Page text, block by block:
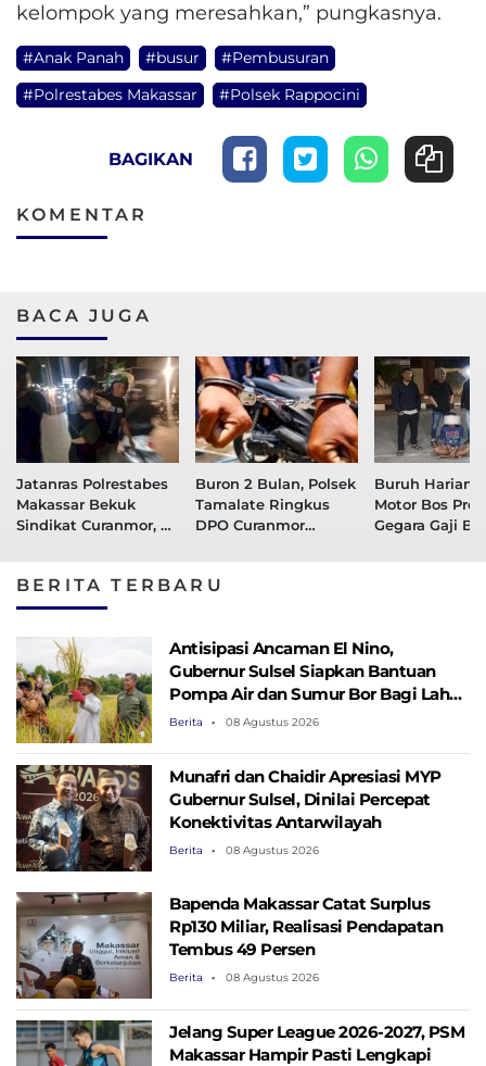
kelompok yang meresahkan,” pungkasnya.
#Anak Panah #busur
#Pembusuran
#Polrestabes Makassar
#Polsek Rappocini
BAGIKAN
KOMENTAR
BACA JUGA
Jatanras Polrestabes
Makassar Bekuk
Sindikat Curanmor, 4
Buron 2 Bulan, Polsek
Tamalate Ringkus
DPO Curanmor
Buruh Harian
Motor Bos
Gegara Gaji
BERITA TERBARU
Antisipasi Ancaman El Nino,
Gubernur Sulsel Siapkan Bantuan
Pompa Air dan Sumur Bor Bagi Lahan
Pertanian
Berita 08 Agustus 2026
Munafri dan Chaidir Apresiasi MYP
Gubernur Sulsel, Dinilai Percepat
Konektivitas Antarwilayah
Berita 08 Agustus 2026
Bapenda Makassar Catat Surplus
Rp130 ​​Miliar, Realisasi Pendapatan
Tembus 49 Persen
Berita 08 Agustus 2026
Jelang Super League 2026-2027, PSM
Makassar Hampir Pasti Lengkapi